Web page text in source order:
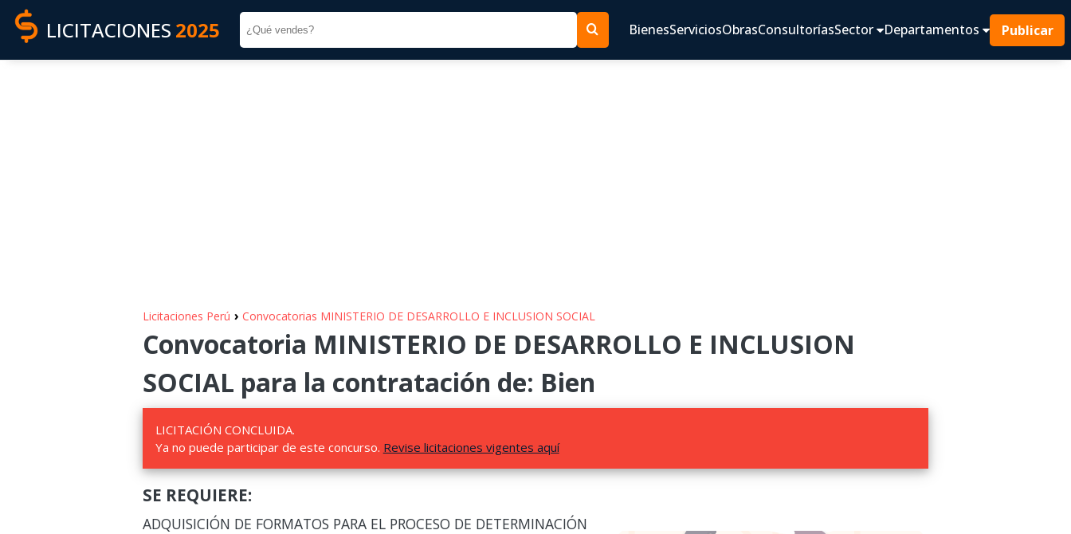
LICITACIONES 2025 BienesServiciosObrasConsultoríasSector Departamentos Publicar
Licitaciones Perú › Convocatorias MINISTERIO DE DESARROLLO E INCLUSION SOCIAL
Convocatoria MINISTERIO DE DESARROLLO E INCLUSION
SOCIAL para la contratación de: Bien
LICITACIÓN CONCLUIDA.
Ya no puede participar de este concurso. Revise licitaciones vigentes aquí
SE REQUIERE:
ADQUISICIÓN DE FORMATOS PARA EL PROCESO DE DETERMINACIÓN